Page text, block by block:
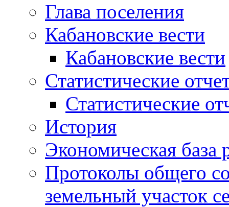
Глава поселения
Кабановские вести
Кабановские вести
Статистические
Статистические
История
Экономическая база
Протоколы общего
земельный участок